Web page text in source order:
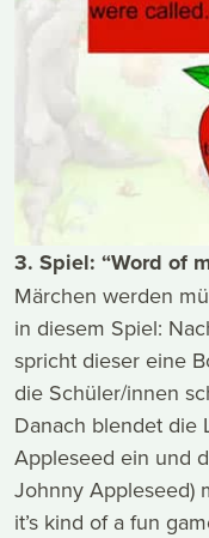
3. Spiel: “Word of
Märchen werden
in diesem Spiel:
spricht dieser eine
die Schüler/innen
Danach blendet die
Appleseed ein und
Johnny Appleseed)
it’s kind of a fun